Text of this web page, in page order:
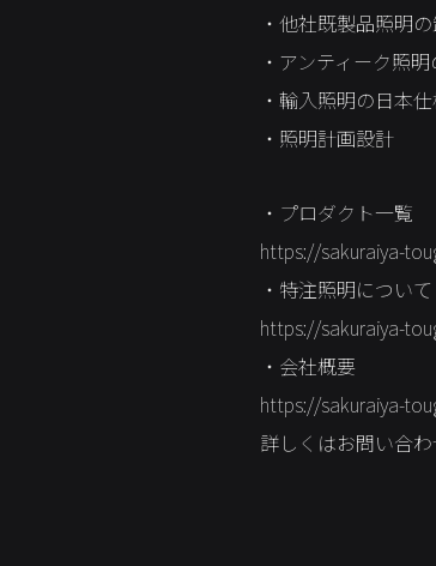
・他社既製品照明
・アンティーク照
・輸入照明の日本
・照明計画設計
・プロダクト一覧
https://sakuraiya-
・特注照明について
https://sakuraiya-
・会社概要
https://sakuraiya-
詳しくはお問い合